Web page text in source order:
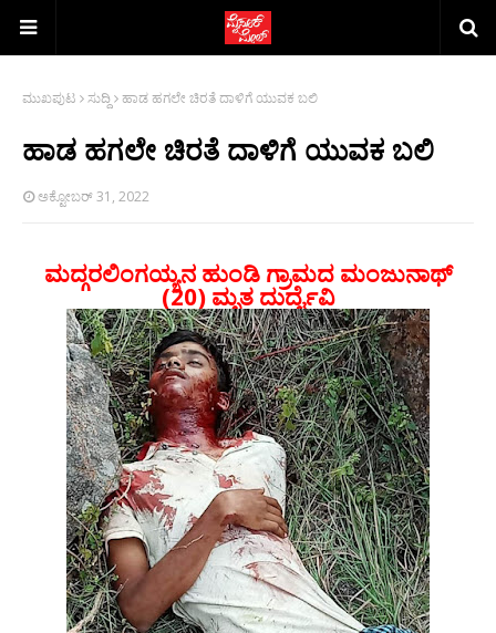
ಮುಖಪುಟ ಸುದ್ದಿ ಹಾಡ ಹಗಲೇ ಚಿರತೆ ದಾಳಿಗೆ ಯುವಕ ಬಲಿ
ಹಾಡ ಹಗಲೇ ಚಿರತೆ ದಾಳಿಗೆ ಯುವಕ ಬಲಿ
ಅಕ್ಟೋಬರ್ 31, 2022
ಮದ್ಗರಲಿಂಗಯ್ಯನ ಹುಂಡಿ ಗ್ರಾಮದ ಮಂಜುನಾಥ್
(20) ಮೃತ ದುರ್ದೈವಿ